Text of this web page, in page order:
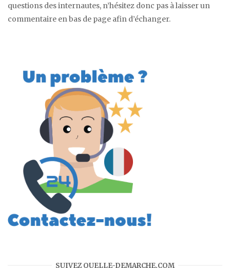
questions des internautes, n’hésitez donc pas à laisser un
commentaire en bas de page afin d’échanger.
SUIVEZ QUELLE-DEMARCHE.COM